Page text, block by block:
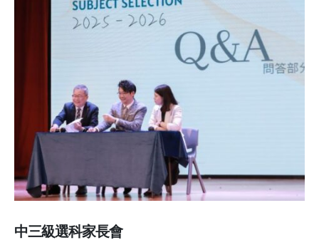
中三級選科家長會